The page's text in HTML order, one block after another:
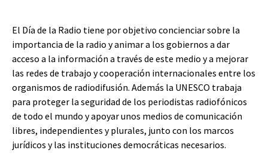
El Día de la Radio tiene por objetivo concienciar sobre la
importancia de la radio y animar a los gobiernos a dar
acceso a la información a través de este medio y a mejorar
las redes de trabajo y cooperación internacionales entre los
organismos de radiodifusión. Además la UNESCO trabaja
para proteger la seguridad de los periodistas radiofónicos
de todo el mundo y apoyar unos medios de comunicación
libres, independientes y plurales, junto con los marcos
jurídicos y las instituciones democráticas necesarios.